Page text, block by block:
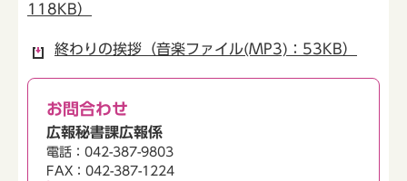
118KB）
終わりの挨拶（音楽ファイル(MP3)：53KB）
お問合わせ
広報秘書課広報係
電話：042-387-9803
FAX：042-387-1224